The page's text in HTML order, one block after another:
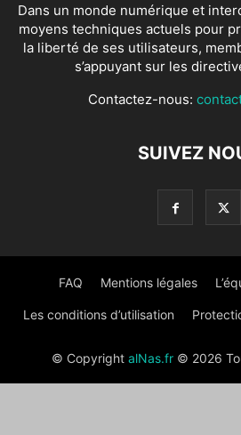
Dans un monde numérique et
moyens techniques actuels pour
la liberté de ses utilisateurs,
s’appuyant sur les
Contactez-nous:
SUIVEZ
FAQ Mentions légales
Les conditions d’utilisation
© Copyright alNas.fr© 2026